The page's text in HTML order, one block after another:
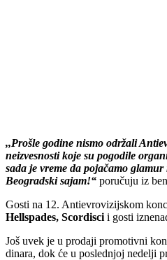
,,Prošle godine nismo održali
neizvesnosti koje su pogodile
sada je vreme da pojačamo
Beogradski sajam!“ poručuju iz
Gosti na 12. Antievrovizijskom
Hellspades, Scordisci i gosti
Još uvek je u prodaji promotivni
dinara, dok će u poslednjoj nedelji